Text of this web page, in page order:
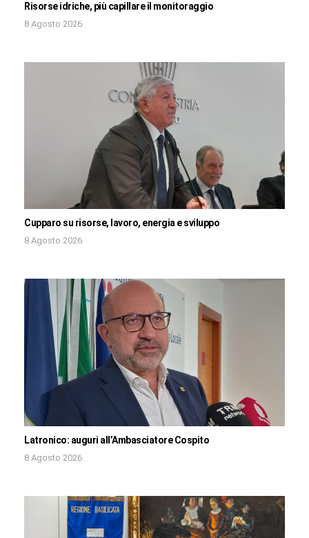
Risorse idriche, più capillare il monitoraggio
8 Agosto 2026
Cupparo su risorse, lavoro, energia e sviluppo
8 Agosto 2026
Latronico: auguri all’Ambasciatore Cospito
8 Agosto 2026